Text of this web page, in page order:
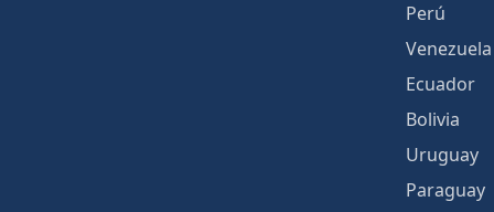
Perú
Venezuela
Ecuador
Bolivia
Uruguay
Paraguay